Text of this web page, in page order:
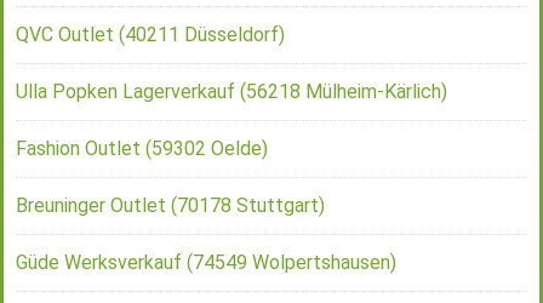
QVC Outlet (40211 Düsseldorf)
Ulla Popken Lagerverkauf (56218 Mülheim-Kärlich)
Fashion Outlet (59302 Oelde)
Breuninger Outlet (70178 Stuttgart)
Güde Werksverkauf (74549 Wolpertshausen)